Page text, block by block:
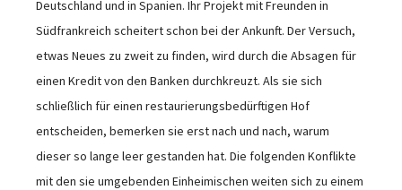
Deutschland und in Spanien. Ihr Projekt mit Freunden in
Südfrankreich scheitert schon bei der Ankunft. Der Versuch,
etwas Neues zu zweit zu finden, wird durch die Absagen für
einen Kredit von den Banken durchkreuzt. Als sie sich
schließlich für einen restaurierungsbedürftigen Hof
entscheiden, bemerken sie erst nach und nach, warum
dieser so lange leer gestanden hat. Die folgenden Konflikte
mit den sie umgebenden Einheimischen weiten sich zu einem